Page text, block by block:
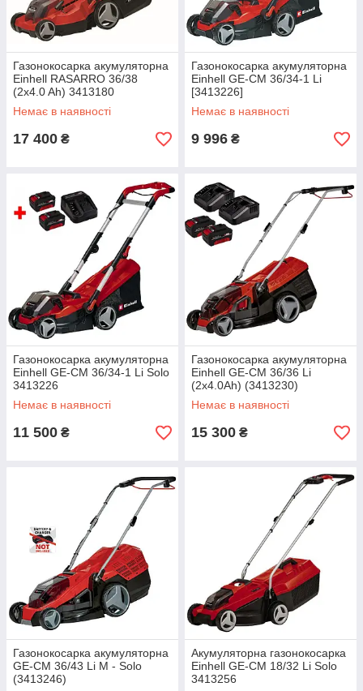
Газонокосарка акумуляторна
Einhell RASARRO 36/38
(2x4.0 Ah) 3413180
Немає в наявності
17 400 ₴
Газонокосарка акумуляторна
Einhell GE-CM 36/34-1 Li
[3413226]
Немає в наявності
9 996 ₴
Газонокосарка акумуляторна
Einhell GE-CM 36/34-1 Li Solo
3413226
Немає в наявності
11 500 ₴
Газонокосарка акумуляторна
Einhell GE-CM 36/36 Li
(2x4.0Ah) (3413230)
Немає в наявності
15 300 ₴
Газонокосарка акумуляторна
GE-CM 36/43 Li M - Solo
(3413246)
Акумуляторна газонокосарка
Einhell GE-CM 18/32 Li Solo
3413256